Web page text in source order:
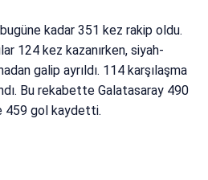
kadar 351 kez rakip oldu.
124 kez kazanırken, siyah-
galip ayrıldı. 114 karşılaşma
Bu rekabette Galatasaray 490
459 gol kaydetti.